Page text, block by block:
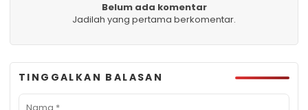
Belum ada komentar
Jadilah yang pertama berkomentar.
TINGGALKAN BALASAN